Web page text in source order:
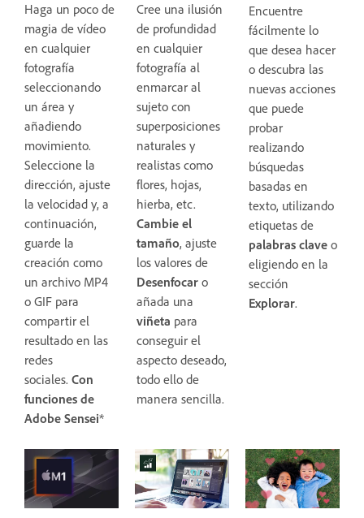
Haga un poco de
magia de vídeo
en cualquier
fotografía
seleccionando
un área y
añadiendo
movimiento.
Seleccione la
dirección, ajuste
la velocidad y, a
continuación,
guarde la
creación como
un archivo MP4
o GIF para
compartir el
resultado en las
redes
sociales. Con
funciones de
Adobe Sensei*
Cree una ilusión
de profundidad
en cualquier
fotografía al
enmarcar al
sujeto con
superposiciones
naturales y
realistas como
flores, hojas,
hierba, etc.
Cambie el
tamaño, ajuste
los valores de
Desenfocar o
añada una
viñeta para
conseguir el
aspecto deseado,
todo ello de
manera sencilla.
Encuentre
fácilmente lo
que desea hacer
o descubra las
nuevas acciones
que puede
probar
realizando
búsquedas
basadas en
texto, utilizando
etiquetas de
palabras clave o
eligiendo en la
sección
Explorar.